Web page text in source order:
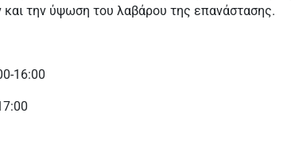
την ύψωση του λαβάρου της επανάστασης.
16:00